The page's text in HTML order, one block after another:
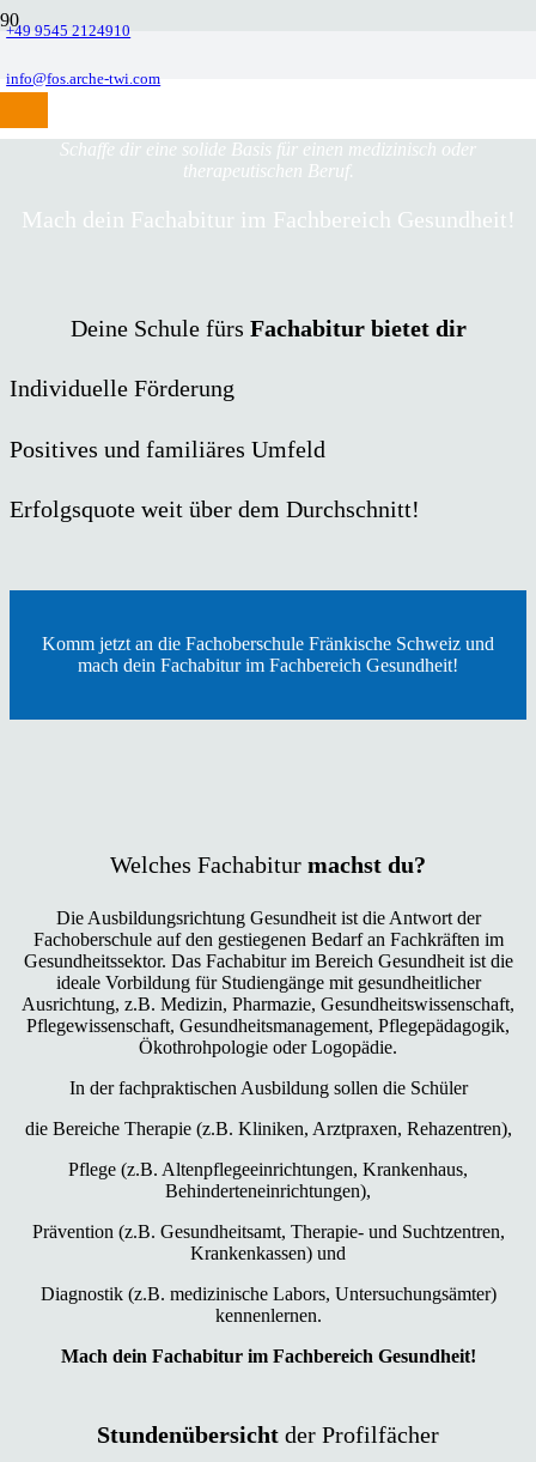
+49 9545 2124910
info@fos.arche-twi.com
FACHBEREICH GESUNDHEIT
Schaffe dir eine solide Basis für einen medizinisch oder
therapeutischen Beruf.
Mach dein Fachabitur im Fachbereich Gesundheit!
Deine Schule fürs Fachabitur bietet dir
Individuelle Förderung
Positives und familiäres Umfeld
Erfolgsquote weit über dem Durchschnitt!
Komm jetzt an die Fachoberschule Fränkische Schweiz und
mach dein Fachabitur im Fachbereich Gesundheit!
Welches Fachabitur machst du?
Die Ausbildungsrichtung Gesundheit ist die Antwort der
Fachoberschule auf den gestiegenen Bedarf an Fachkräften im
Gesundheitssektor. Das Fachabitur im Bereich Gesundheit ist die
ideale Vorbildung für Studiengänge mit gesundheitlicher
Ausrichtung, z.B. Medizin, Pharmazie, Gesundheitswissenschaft,
Pflegewissenschaft, Gesundheitsmanagement, Pflegepädagogik,
Ökothrohpologie oder Logopädie.
In der fachpraktischen Ausbildung sollen die Schüler
die Bereiche Therapie (z.B. Kliniken, Arztpraxen, Rehazentren),
Pflege (z.B. Altenpflegeeinrichtungen, Krankenhaus,
Behinderteneinrichtungen),
Prävention (z.B. Gesundheitsamt, Therapie- und Suchtzentren,
Krankenkassen) und
Diagnostik (z.B. medizinische Labors, Untersuchungsämter)
kennenlernen.
Mach dein Fachabitur im Fachbereich Gesundheit!
Stundenübersicht der Profilfächer